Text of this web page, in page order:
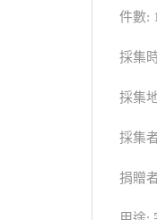
件數: 1
採集
採集
採集
捐贈